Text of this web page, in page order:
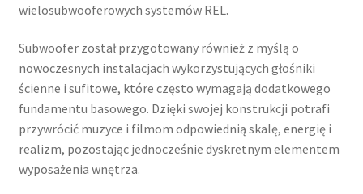
wielosubwooferowych systemów REL.
Subwoofer został przygotowany również z myślą o
nowoczesnych instalacjach wykorzystujących głośniki
ścienne i sufitowe, które często wymagają dodatkowego
fundamentu basowego. Dzięki swojej konstrukcji potrafi
przywrócić muzyce i filmom odpowiednią skalę, energię i
realizm, pozostając jednocześnie dyskretnym elementem
wyposażenia wnętrza.